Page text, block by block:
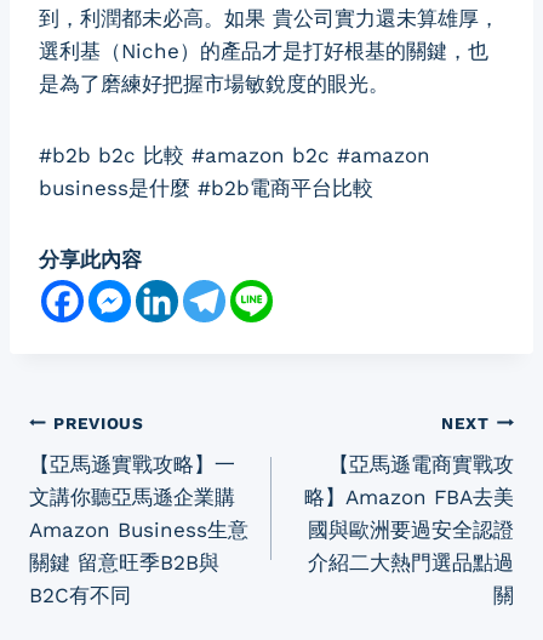
到，利潤都未必高。如果 貴公司實力還未算雄厚，
選利基（Niche）的產品才是打好根基的關鍵，也
是為了磨練好把握市場敏銳度的眼光。
#b2b b2c 比較 #amazon b2c #amazon
business是什麼 #b2b電商平台比較
分享此內容
Post
navigation
PREVIOUS
【亞馬遜實戰攻略】一
文講你聽亞馬遜企業購
Amazon Business生意
關鍵 留意旺季B2B與
B2C有不同
NEXT
【亞馬遜電商實戰攻
略】Amazon FBA去美
國與歐洲要過安全認證
介紹二大熱門選品點過
關